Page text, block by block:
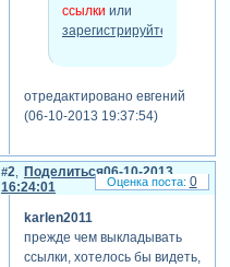
ссылки или
зарегистрируйтесь
отредактировано евгений
(06-10-2013 19:37:54)
Поделиться
2
06-10-2013
16:24:01
karlen2011
прежде чем выкладывать
ссылки, хотелось бы видеть,
0